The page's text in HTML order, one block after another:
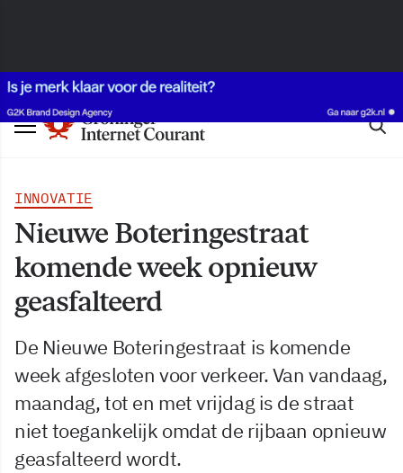
INNOVATIE
Nieuwe Boteringestraat
komende week opnieuw
geasfalteerd
De Nieuwe Boteringestraat is komende
week afgesloten voor verkeer. Van vandaag,
maandag, tot en met vrijdag is de straat
niet toegankelijk omdat de rijbaan opnieuw
geasfalteerd wordt.